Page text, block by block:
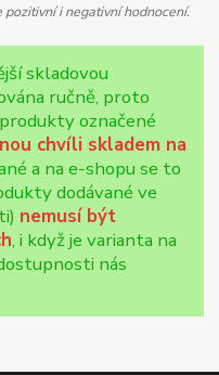
i negativní hodnocení.
skladovou
ručně, proto
označené
chvíli skladem na
a na e-shopu se to
dodávané ve
nemusí být
, i když je varianta na
nás